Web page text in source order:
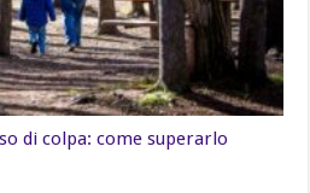
di colpa: come superarlo